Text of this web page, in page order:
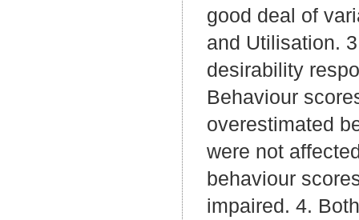
good deal of
and Utilisation.
desirability
Behaviour
overestimated
were not
behaviour
impaired. 4.